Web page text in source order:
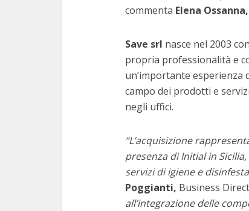
commenta Elena Ossanna,
Save srl nasce nel 2003
propria professionalità e
un’importante esperienza
campo dei prodotti e
negli uffici.
“L’acquisizione
presenza di Initial in
servizi di igiene e
Poggianti, Business
all’integrazione delle